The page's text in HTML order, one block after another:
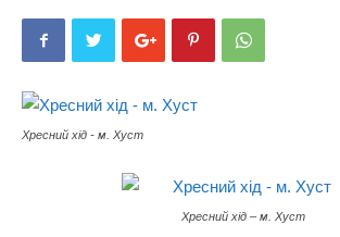
Хресний хід - м. Хуст
Хресний хід – м. Хуст